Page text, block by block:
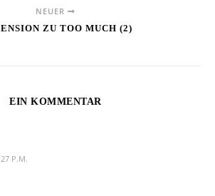
NEUER
ZU TOO MUCH (2)
EIN KOMMENTAR
P.m.